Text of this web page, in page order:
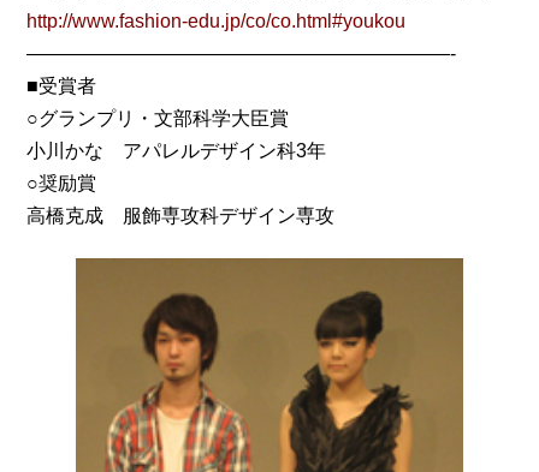
http://www.fashion-edu.jp/co/co.html#youkou
——————————————————————-
■受賞者
○グランプリ・文部科学大臣賞
小川かな アパレルデザイン科3年
○奨励賞
高橋克成 服飾専攻科デザイン専攻